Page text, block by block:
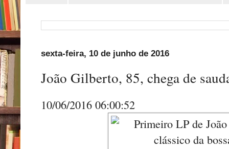
sexta-feira, 10 de junho de 2016
João Gilberto, 85, chega de
10/06/2016 06:00:52